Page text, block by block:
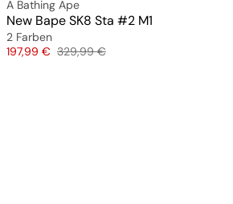
A Bathing Ape
New Bape SK8 Sta #2 M1
2 Farben
Preis
197,99 € Originalpreis
329,99 €